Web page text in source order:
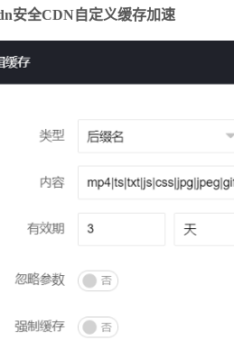
安全CDN自定义缓存加速